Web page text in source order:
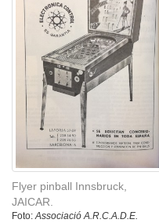
Flyer pinball Innsbruck,
JAICAR.
Foto:Associació A.R.C.A.D.E.